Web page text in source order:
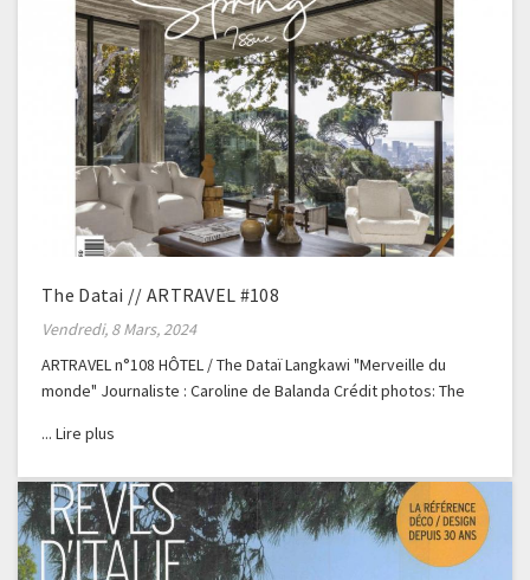
The Datai // ARTRAVEL #108
Vendredi, 8 Mars, 2024
ARTRAVEL n°108 HÔTEL / The Dataï Langkawi "Merveille du
monde" Journaliste : Caroline de Balanda Crédit photos: The